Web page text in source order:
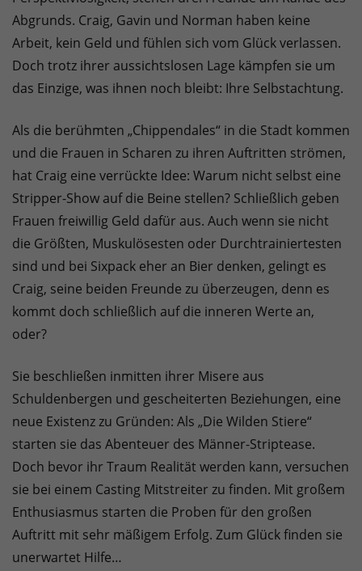
Abgrunds. Craig, Gavin und Norman haben keine
Arbeit, kein Geld und fühlen sich vom Glück verlassen.
Doch trotz ihrer aussichtslosen Lage kämpfen sie um
das Einzige, was ihnen noch bleibt: Ihre Selbstachtung.
Als die berühmten „Chippendales“ in die Stadt kommen
und die Frauen in Scharen zu ihren Auftritten strömen,
hat Craig eine verrückte Idee: Warum nicht selbst eine
Stripper-Show auf die Beine stellen? Schließlich geben
Frauen freiwillig Geld dafür aus. Auch wenn sie nicht
die Größten, Muskulösesten oder Durchtrainiertesten
sind und bei Sixpack eher an Bier denken, gelingt es
Craig, seine beiden Freunde zu überzeugen, denn es
kommt doch schließlich auf die inneren Werte an,
oder?
Sie beschließen inmitten ihrer Misere aus
Schuldenbergen und gescheiterten Beziehungen, eine
neue Existenz zu Gründen: Als „Die Wilden Stiere“
starten sie das Abenteuer des Männer-Striptease.
Doch bevor ihr Traum Realität werden kann, versuchen
sie bei einem Casting Mitstreiter zu finden. Mit großem
Enthusiasmus starten die Proben für den großen
Auftritt mit sehr mäßigem Erfolg. Zum Glück finden sie
unerwartet Hilfe…